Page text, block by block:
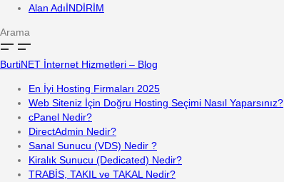
Alan AdıİNDİRİM
Arama
BurtiNET İnternet Hizmetleri – Blog
En İyi Hosting Firmaları 2025
Web Siteniz İçin Doğru Hosting Seçimi Nasıl Yaparsınız?
cPanel Nedir?
DirectAdmin Nedir?
Sanal Sunucu (VDS) Nedir ?
Kiralık Sunucu (Dedicated) Nedir?
TRABİS, TAKIL ve TAKAL Nedir?